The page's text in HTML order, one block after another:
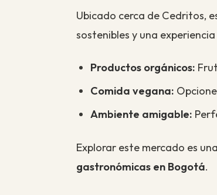
Ubicado cerca de Cedritos,
sostenibles y una
Productos orgánicos:
Comida vegana:
Ambiente amigable:
Explorar este mercado es
gastronómicas en Bogotá.